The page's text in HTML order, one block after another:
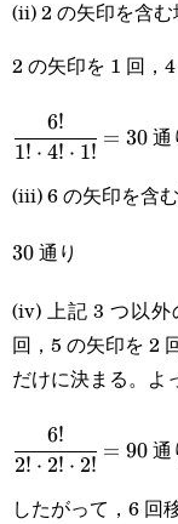
(ii) 2 の矢印を含む
2 の矢印を 1 回，
\cfrac{6!}
1! ⋅ 4! ⋅ 1!
6!
= 30通
(iii) 6 の矢印を含
30
30通り
(iv) 上記 3 つ以
回，5 の矢印を 2
だけに決まる。よ
\cfrac{6!}
2! ⋅ 2! ⋅ 2!
6!
= 90通
したがって，6 回